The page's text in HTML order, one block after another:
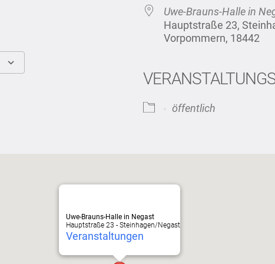
iCalendar
Uwe-Brauns-Halle in
Hauptstraße 23,
Vorpommern, 18442
öffentlich
Uwe-Brauns-Halle in Negast
Hauptstraße 23 - Steinhagen/Negast
Veranstaltungen